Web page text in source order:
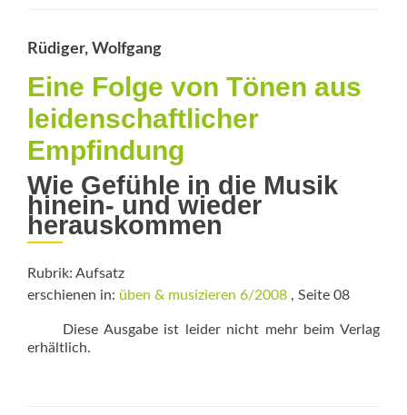
Rüdiger, Wolfgang
Eine Folge von Tönen aus
leidenschaftlicher
Empfindung
Wie Gefühle in die Musik
hinein- und wieder
herauskommen
Rubrik: Aufsatz
erschienen in: üben & musizieren 6/2008 , Seite 08
Diese Ausgabe ist leider nicht mehr beim Verlag
erhältlich.